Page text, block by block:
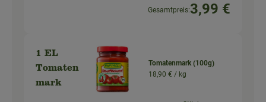
Gesamtpreis:3,99 €
1 EL
Tomaten
mark
Tomatenmark (100g)
18,90 € / kg